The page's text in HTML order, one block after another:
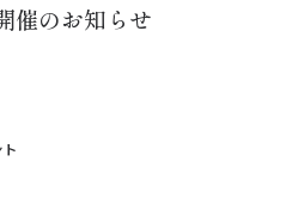
催のお知らせ